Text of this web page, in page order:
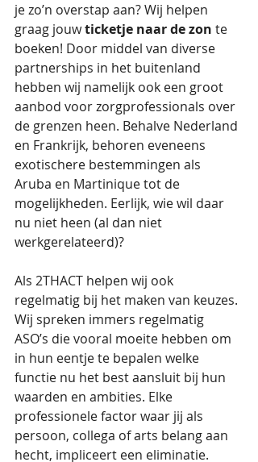
je zo’n overstap aan? Wij helpen
graag jouw ticketje naar de zon te
boeken! Door middel van diverse
partnerships in het buitenland
hebben wij namelijk ook een groot
aanbod voor zorgprofessionals over
de grenzen heen. Behalve Nederland
en Frankrijk, behoren eveneens
exotischere bestemmingen als
Aruba en Martinique tot de
mogelijkheden. Eerlijk, wie wil daar
nu niet heen (al dan niet
werkgerelateerd)?
Als 2THACT helpen wij ook
regelmatig bij het maken van keuzes.
Wij spreken immers regelmatig
ASO’s die vooral moeite hebben om
in hun eentje te bepalen welke
functie nu het best aansluit bij hun
waarden en ambities. Elke
professionele factor waar jij als
persoon, collega of arts belang aan
hecht, impliceert een eliminatie.